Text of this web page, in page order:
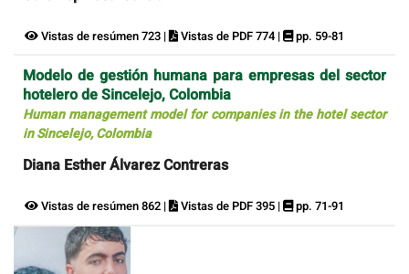
Vistas de resúmen 723 | Vistas de PDF 774 | pp. 59-81
Modelo de gestión humana para empresas del sector
hotelero de Sincelejo, Colombia
Human management model for companies in the hotel sector
in Sincelejo, Colombia
Diana Esther Álvarez Contreras
Vistas de resúmen 862 | Vistas de PDF 395 | pp. 71-91